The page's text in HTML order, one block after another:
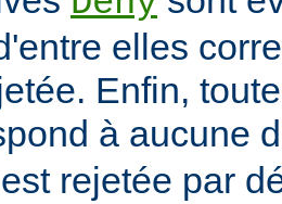
elles
Enfin,
à aucune
est rejetée par